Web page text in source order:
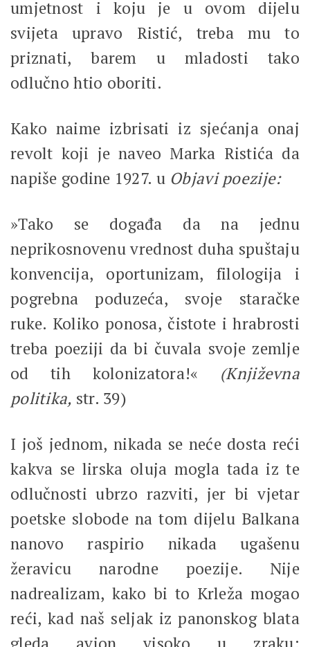
umjetnost i koju je u ovom dijelu
svijeta upravo Ristić, treba mu to
priznati, barem u mladosti tako
odlučno htio oboriti.
Kako naime izbrisati iz sjećanja onaj
revolt koji je naveo Marka Ristića da
napiše godine 1927. u Objavi poezije:
»Tako se događa da na jednu
neprikosnovenu vrednost duha spuštaju
konvencija, oportunizam, filologija i
pogrebna poduzeća, svoje staračke
ruke. Koliko ponosa, čistote i hrabrosti
treba poeziji da bi čuvala svoje zemlje
od tih kolonizatora!« (Književna
politika, str. 39)
I još jednom, nikada se neće dosta reći
kakva se lirska oluja mogla tada iz te
odlučnosti ubrzo razviti, jer bi vjetar
poetske slobode na tom dijelu Balkana
nanovo raspirio nikada ugašenu
žeravicu narodne poezije. Nije
nadrealizam, kako bi to Krleža mogao
reći, kad naš seljak iz panonskog blata